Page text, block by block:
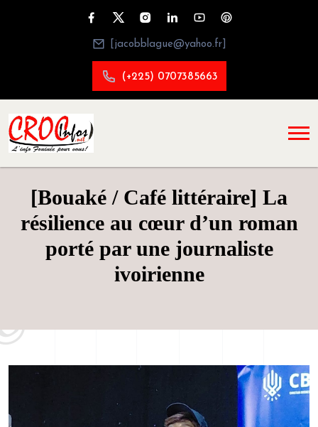
[jacobblague@yahoo.fr]
(+225) 0707385663
[Bouaké / Café littéraire] La
résilience au cœur d’un roman
porté par une journaliste
ivoirienne